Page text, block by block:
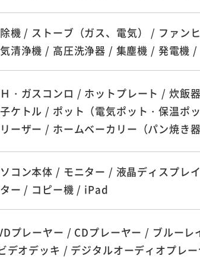
機 / ストーブ（ガス、電気） / ファン
清浄機 / 高圧洗浄器 / 集塵機 / 発電機 /
・ガスコンロ / ホットプレート / 炊飯
ケトル / ポット（電気ポット・保温ポ
ーザー / ホームベーカリー（パン焼き器
コン本体 / モニター / 液晶ディスプレ
ー / コピー機 / iPad
プレーヤー / CDプレーヤー / ブルー
デオデッキ / デジタルオーディオプレ